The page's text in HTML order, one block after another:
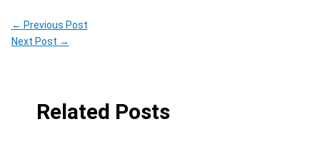
← Previous Post
Next Post →
Related Posts